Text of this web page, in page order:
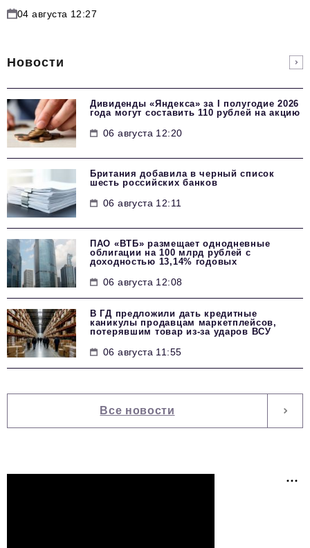
04 августа 12:27
Новости
Дивиденды «Яндекса» за I полугодие 2026
года могут составить 110 рублей на акцию
06 августа 12:20
Британия добавила в черный список
шесть российских банков
06 августа 12:11
ПАО «ВТБ» размещает однодневные
облигации на 100 млрд рублей с
доходностью 13,14% годовых
06 августа 12:08
В ГД предложили дать кредитные
каникулы продавцам маркетплейсов,
потерявшим товар из-за ударов ВСУ
06 августа 11:55
Все новости